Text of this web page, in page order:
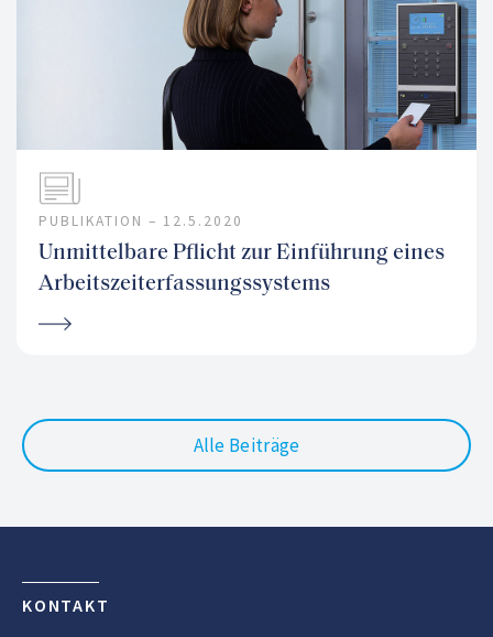
PUBLIKATION – 12.5.2020
Unmittelbare Pflicht zur Einführung eines
Arbeitszeiterfassungssystems
Alle Beiträge
KONTAKT